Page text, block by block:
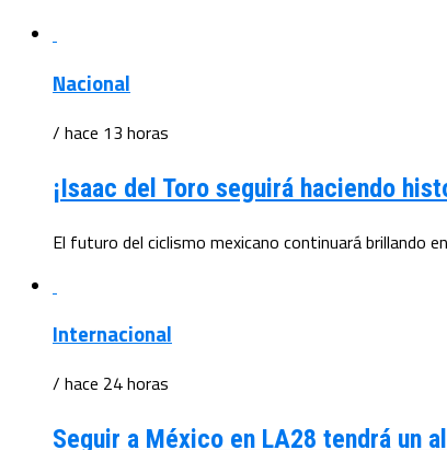
Nacional
/ hace 13 horas
¡Isaac del Toro seguirá haciendo
El futuro del ciclismo mexicano continuará brillando
Internacional
/ hace 24 horas
Seguir a México en LA28 tendrá un